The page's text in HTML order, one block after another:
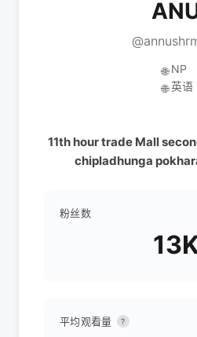
🌐 NP
🌐 英语
11th hour trade Mall
chipladhunga
粉丝数
平均观看量 ?